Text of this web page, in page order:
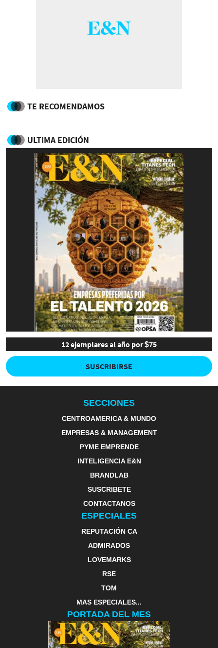
TE RECOMENDAMOS
ULTIMA EDICIÓN
12 ejemplares al año por $75
SUSCRIBIRSE
SECCIONES
CENTROAMERICA & MUNDO
EMPRESAS & MANAGEMENT
PYME EMPRENDE
INTELIGENCIA E&N
BRANDLAB
SUSCRIBETE
CONTACTANOS
ESPECIALES
REPUTACIÓN CA
ADMIRADOS
LOVEMARKS
RSE
TOM
MAS ESPECIALES...
PORTADA DEL MES